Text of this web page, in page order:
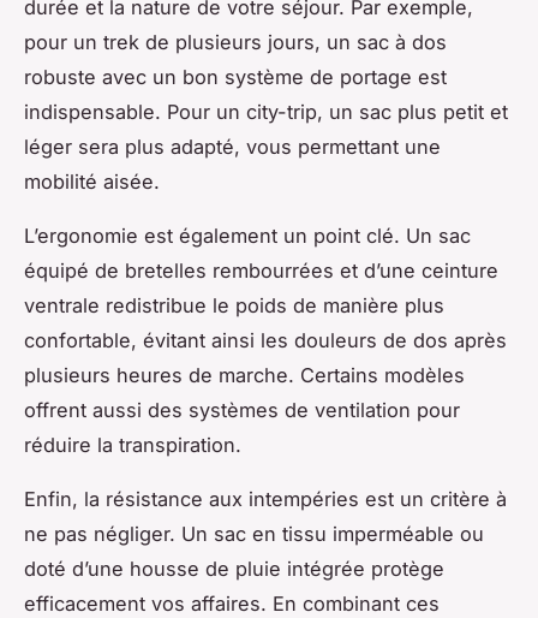
durée et la nature de votre séjour. Par exemple,
pour un trek de plusieurs jours, un sac à dos
robuste avec un bon système de portage est
indispensable. Pour un city-trip, un sac plus petit et
léger sera plus adapté, vous permettant une
mobilité aisée.
L’ergonomie est également un point clé. Un sac
équipé de bretelles rembourrées et d’une ceinture
ventrale redistribue le poids de manière plus
confortable, évitant ainsi les douleurs de dos après
plusieurs heures de marche. Certains modèles
offrent aussi des systèmes de ventilation pour
réduire la transpiration.
Enfin, la résistance aux intempéries est un critère à
ne pas négliger. Un sac en tissu imperméable ou
doté d’une housse de pluie intégrée protège
efficacement vos affaires. En combinant ces